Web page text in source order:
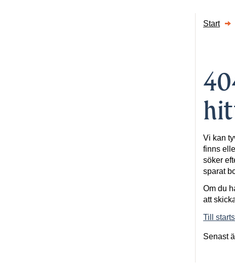
Start
Vi kan
finns
söker
sparat
Om du
att
Till
Senast